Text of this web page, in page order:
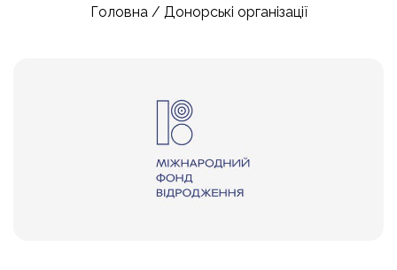
Головна/ Донорські організації